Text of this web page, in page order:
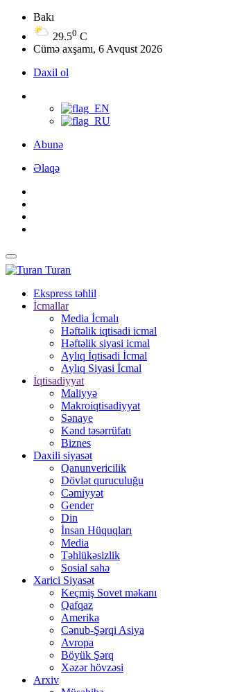
Bakı
29.50 C
Cümə axşamı, 6 Avqust 2026
Daxil ol
Abunə
Əlaqə
Turan
Ekspress təhlil
İcmallar
Media İcmalı
Həftəlik iqtisadi icmal
Həftəlik siyasi icmal
Aylıq İqtisadi İcmal
Aylıq Siyasi İcmal
İqtisadiyyat
Maliyyə
Makroiqtisadiyyat
Sənaye
Kənd təsərrüfatı
Biznes
Daxili siyasət
Qanunvericilik
Dövlət quruculuğu
Cəmiyyət
Gender
Din
İnsan Hüquqları
Media
Təhlükəsizlik
Sosial sahə
Xarici Siyasət
Keçmiş Sovet məkanı
Qafqaz
Amerika
Cənub-Şərqi Asiya
Avropa
Böyük Şərq
Xəzər hövzəsi
Arxiv